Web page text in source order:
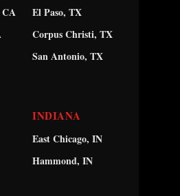
El Paso, TX
Corpus Christi, TX
San Antonio, TX
INDIANA
East Chicago, IN
Hammond, IN